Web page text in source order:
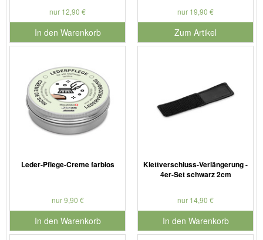
nur 12,90 €
In den Warenkorb
für Produktnummer 901126
nur 19,90 €
Zum Artikel
Leder-Pflege-Creme farblos
nur 9,90 €
In den Warenkorb
für Produktnummer 901186
Klettverschluss-Verlängerung -
4er-Set schwarz 2cm
nur 14,90 €
In den Warenkorb
für Produktnummer 910102